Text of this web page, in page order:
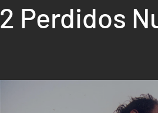
2 Perdidos